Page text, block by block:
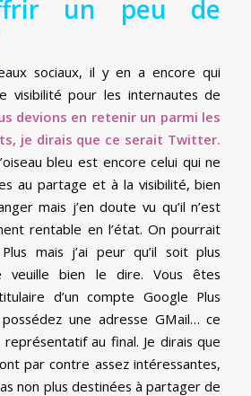
un peu de
sociaux, il y en a encore qui
visibilité pour les internautes de
devions en retenir un parmi les
je dirais que ce serait Twitter.
bleu est encore celui qui ne
au partage et à la visibilité, bien
mais j’en doute vu qu’il n’est
rentable en l’état. On pourrait
mais j’ai peur qu’il soit plus
veuille bien le dire. Vous êtes
d’un compte Google Plus
une adresse GMail… ce
au final. Je dirais que
par contre assez intéressantes,
non plus destinées à partager de